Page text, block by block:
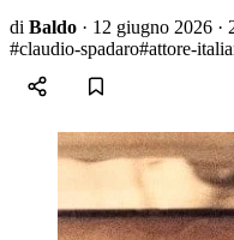
di Baldo · 12 giugno 2026 ·
#claudio-spadaro#attore-